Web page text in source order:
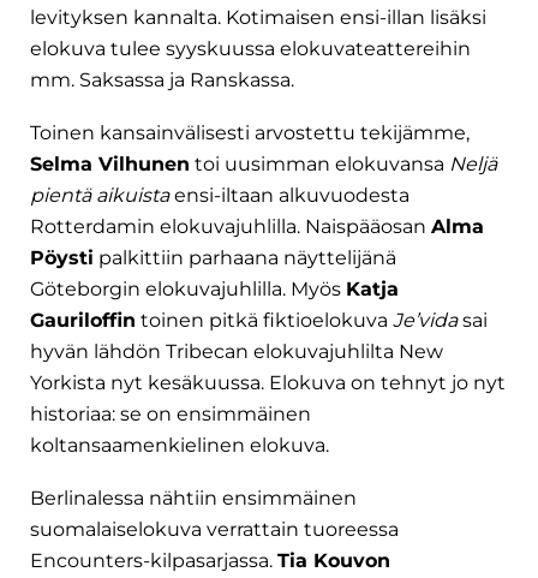
levityksen kannalta. Kotimaisen ensi-illan lisäksi
elokuva tulee syyskuussa elokuvateattereihin
mm. Saksassa ja Ranskassa.
Toinen kansainvälisesti arvostettu tekijämme,
Selma Vilhunen toi uusimman elokuvansa Neljä
pientä aikuistaensi-iltaan alkuvuodesta
Rotterdamin elokuvajuhlilla. Naispääosan Alma
Pöysti palkittiin parhaana näyttelijänä
Göteborgin elokuvajuhlilla. Myös Katja
Gauriloffin toinen pitkä fiktioelokuva Je’vidasai
hyvän lähdön Tribecan elokuvajuhlilta New
Yorkista nyt kesäkuussa. Elokuva on tehnyt jo nyt
historiaa: se on ensimmäinen
koltansaamenkielinen elokuva.
Berlinalessa nähtiin ensimmäinen
suomalaiselokuva verrattain tuoreessa
Encounters-kilpasarjassa. Tia Kouvon